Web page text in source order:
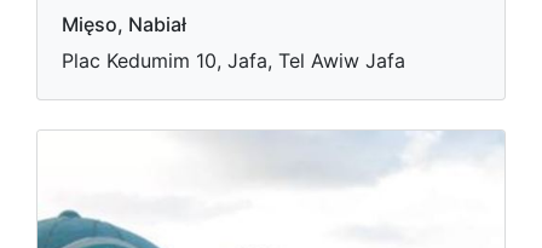
Mięso, Nabiał
Plac Kedumim 10, Jafa, Tel Awiw Jafa